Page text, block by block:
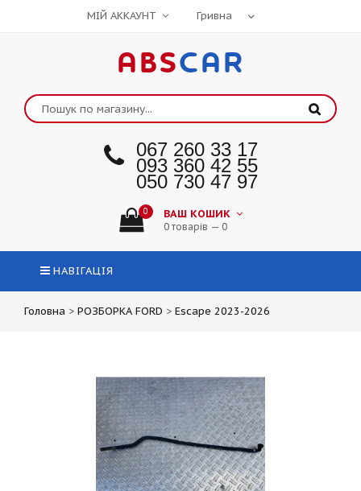
МІЙ АККАУНТ
ABSCAR
067 260 33 17
093 360 42 55
050 730 47 97
0 ВАШ КОШИК
0 товарів — 0
НАВІГАЦІЯ
Головна > РОЗБОРКА FORD > Escape 2023-2026